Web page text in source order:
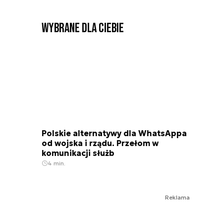
Wybrane dla Ciebie
Polskie alternatywy dla WhatsAppa
od wojska i rządu. Przełom w
komunikacji służb
4 min.
Reklama